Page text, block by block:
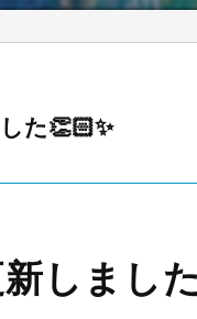
た👏🏻✨
しまし